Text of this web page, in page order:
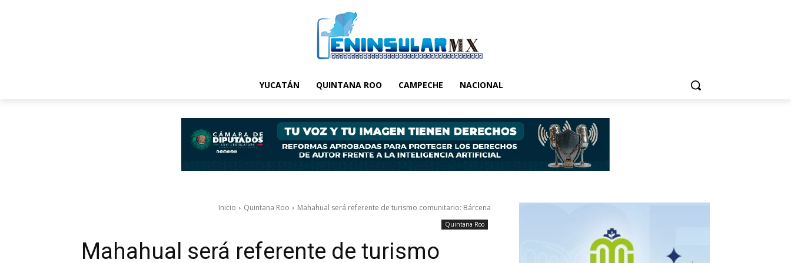
YUCATÁN QUINTANA ROO CAMPECHE NACIONAL
Inicio Quintana Roo Mahahual será referente de turismo comunitario: Bárcena
Quintana Roo
Mahahual será referente de turismo